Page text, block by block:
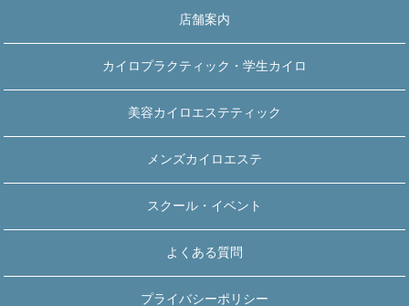
店舗案内
カイロプラクティック・学生カイロ
美容カイロエステティック
メンズカイロエステ
スクール・イベント
よくある質問
プライバシーポリシー